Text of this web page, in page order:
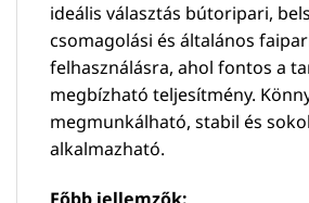
ideális választás bútoripari,
csomagolási és általános
felhasználásra, ahol fontos a
megbízható teljesítmény.
megmunkálható, stabil és
alkalmazható.